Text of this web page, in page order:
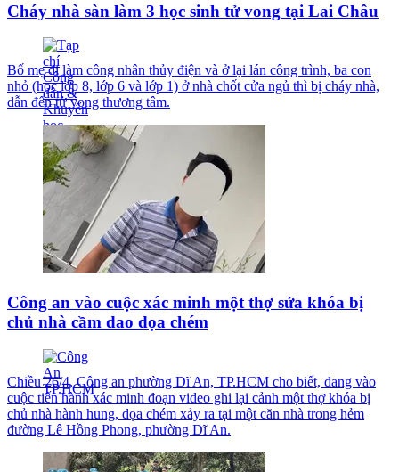
Cháy nhà sàn làm 3 học sinh tử vong tại Lai Châu
Bố mẹ đi làm công nhân thủy điện và ở lại lán công trình, ba con
nhỏ (học lớp 8, lớp 6 và lớp 1) ở nhà chốt cửa ngủ thì bị cháy nhà,
dẫn đến tử vong thương tâm.
Công an vào cuộc xác minh một thợ sửa khóa bị
chủ nhà cầm dao dọa chém
Chiều 26/4, Công an phường Dĩ An, TP.HCM cho biết, đang vào
cuộc tiến hành xác minh đoạn video ghi lại cảnh một thợ khóa bị
chủ nhà hành hung, dọa chém xảy ra tại một căn nhà trong hẻm
đường Lê Hồng Phong, phường Dĩ An.